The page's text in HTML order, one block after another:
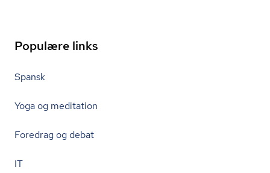
Populære links
Spansk
Yoga og meditation
Foredrag og debat
IT